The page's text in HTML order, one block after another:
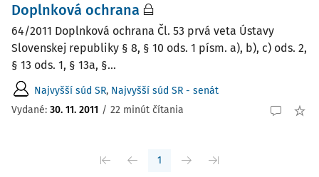
Doplnková ochrana
64/2011 Doplnková ochrana Čl. 53 prvá veta Ústavy
Slovenskej republiky § 8, § 10 ods. 1 písm. a), b), c) ods. 2,
§ 13 ods. 1, § 13a, §...
Najvyšší súd SR, Najvyšší súd SR - senát
Vydané: 30. 11. 2011 / 22 minút čítania
1